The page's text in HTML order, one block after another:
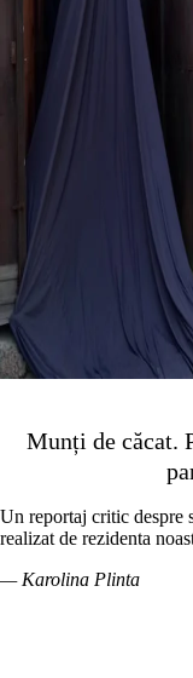
Munți de căcat.
Un reportaj critic despre
realizat de rezidenta
— Karolina Plinta